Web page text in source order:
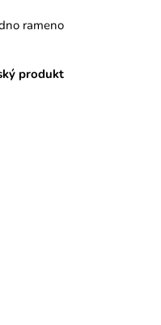
rameno
produkt